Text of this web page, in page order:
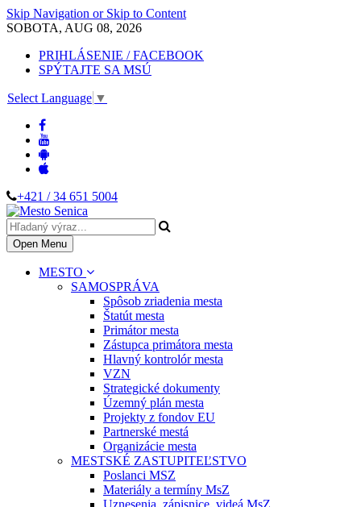
Skip Navigation or Skip to Content
SOBOTA, AUG 08, 2026
PRIHLÁSENIE / FACEBOOK
SPÝTAJTE SA MSÚ
Select Language ▼
+421 / 34 651 5004
Open Menu
MESTO
SAMOSPRÁVA
Spôsob zriadenia mesta
Štatút mesta
Primátor mesta
Zástupca primátora mesta
Hlavný kontrolór mesta
VZN
Strategické dokumenty
Územný plán mesta
Projekty z fondov EU
Partnerské mestá
Organizácie mesta
MESTSKÉ ZASTUPITEĽSTVO
Poslanci MSZ
Materiály a termíny MsZ